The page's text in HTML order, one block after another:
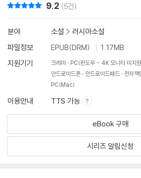
9.2 (5건)
분야 소설 > 러시아소설
파일정보
EPUB(DRM)
1.17MB
지원기기
크레마 PC(윈도우 - 4K 모니터 미지
안드로이드폰
안드로이드패드
전자책
PC(Mac)
이용안내 TTS 가능
eBook 구매
시리즈 알림신청